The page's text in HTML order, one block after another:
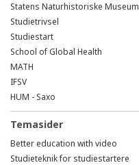
Statens Naturhistoriske Museum
Studietrivsel
Studiestart
School of Global Health
MATH
IFSV
HUM - Saxo
Temasider
Better education with video
Studieteknik for studiestartere